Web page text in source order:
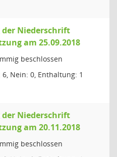
der Niederschrift
am 25.09.2018
beschlossen
6, Nein: 0, Enthaltung: 1
der Niederschrift
am 20.11.2018
beschlossen